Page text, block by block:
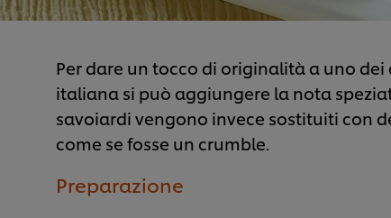
Per dare un tocco di originalità a uno
italiana si può aggiungere la nota
savoiardi vengono invece sostituiti con
come se fosse un crumble.
Preparazione